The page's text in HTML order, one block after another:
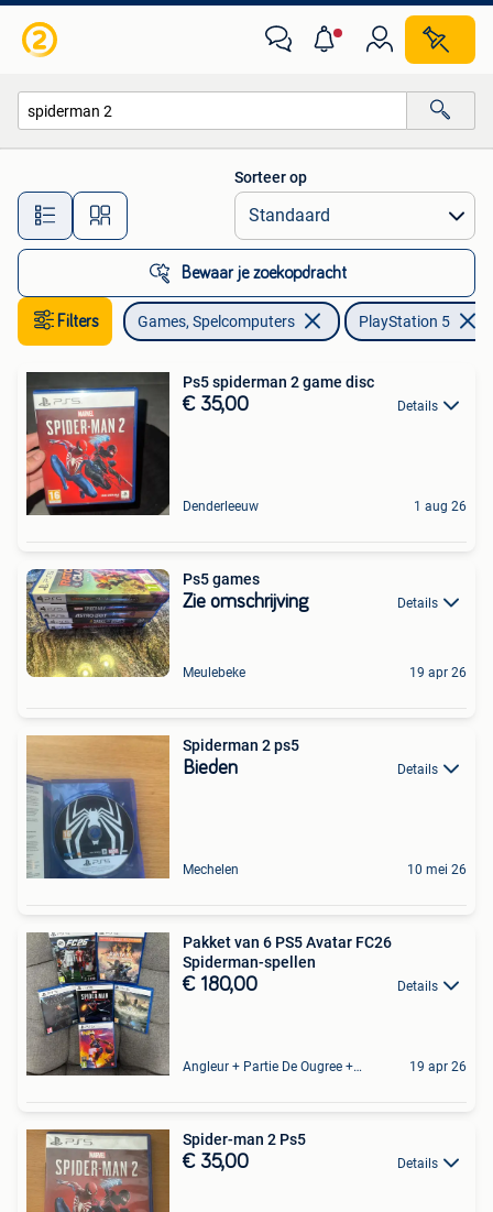
Alle afstanden…
Sorteer op
Bewaar je zoekopdracht
Filters Games, Spelcomputers PlayStation 5
Ps5 spiderman 2 game disc
€ 35,00 Details
Denderleeuw 1 aug 26
Ps5 games
Zie omschrijving Details
Meulebeke 19 apr 26
Spiderman 2 ps5
Bieden Details
Mechelen 10 mei 26
Pakket van 6 PS5 Avatar FC26
Spiderman-spellen
€ 180,00 Details
Angleur + Partie De Ougree + Partie De Tilff Et De Embourg 19 apr 26
Spider-man 2 Ps5
€ 35,00 Details